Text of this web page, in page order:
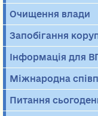
Очищення влади
Запобігання
Інформація для
Міжнародна
Питання